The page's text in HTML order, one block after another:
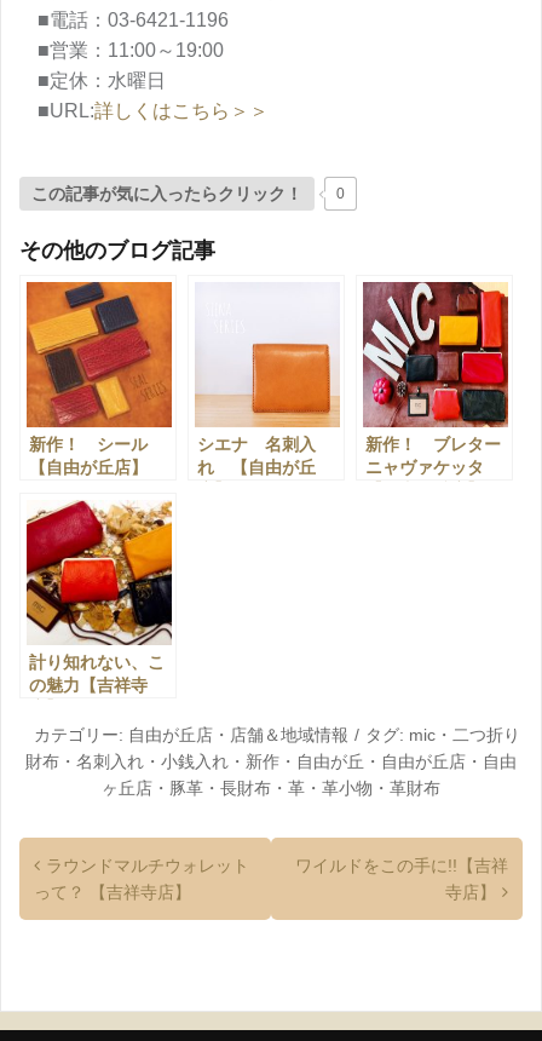
■電話：03-6421-1196
■営業：11:00～19:00
■定休：水曜日
■URL:詳しくはこちら＞＞
この記事が気に入ったらクリック！ 0
その他のブログ記事
新作！ シール
【自由が丘店】
シエナ 名刺入
れ 【自由が丘
新作！ ブレター
ニャヴァケッタ
計り知れない、こ
の魅力【吉祥寺
カテゴリー: 自由が丘店 ・ 店舗＆地域情報 タグ: mic ・ 二つ折り
財布 ・ 名刺入れ ・ 小銭入れ ・ 新作 ・ 自由が丘 ・ 自由が丘店 ・ 自由
ヶ丘店 ・ 豚革 ・ 長財布 ・ 革 ・ 革小物 ・ 革財布
ラウンドマルチウォレット
って？ 【吉祥寺店】
ワイルドをこの手に!!【吉祥
寺店】